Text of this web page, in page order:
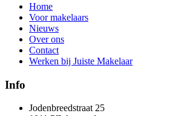
Home
Voor makelaars
Nieuws
Over ons
Contact
Werken bij Juiste Makelaar
Info
Jodenbreedstraat 25